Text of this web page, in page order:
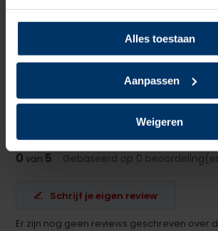
Alles toestaan
Aanpassen
Weigeren
Antislip Ja
Overige specificaties ESD, Wasbaar
0 van 5 Gebaseerd op 0
Schrijf je eigen review
Er zijn nog geen reviews geschreven over